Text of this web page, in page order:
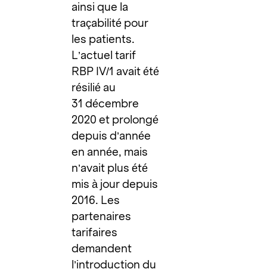
ainsi que la
traçabilité pour
les patients.
L’actuel tarif
RBP IV/1 avait été
résilié au
31 décembre
2020 et prolongé
depuis d’année
en année, mais
n’avait plus été
mis à jour depuis
2016. Les
partenaires
tarifaires
demandent
l’introduction du